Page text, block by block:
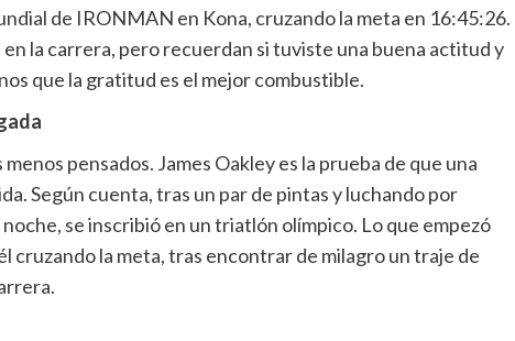
de IRONMAN en Kona, cruzando la meta en 16:45:26.
la carrera, pero recuerdan si tuviste una buena actitud y
que la gratitud es el mejor combustible.
pensados. James Oakley es la prueba de que una
Según cuenta, tras un par de pintas y luchando por
se inscribió en un triatlón olímpico. Lo que empezó
cruzando la meta, tras encontrar de milagro un traje de